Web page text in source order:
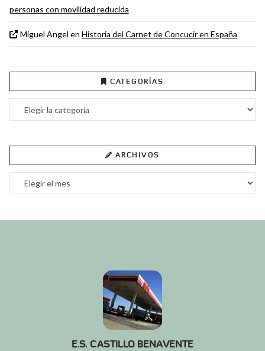
personas con movilidad reducida
Miguel Angel en Historia del Carnet de Concucir en España
CATEGORÍAS
Categorías
ARCHIVOS
Archivos
E.S. CASTILLO BENAVENTE